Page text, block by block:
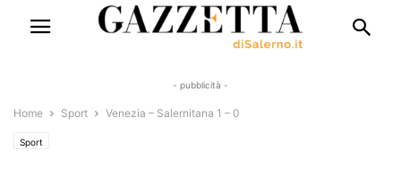
- pubblicità -
Home Sport Venezia – Salernitana 1 – 0
Sport